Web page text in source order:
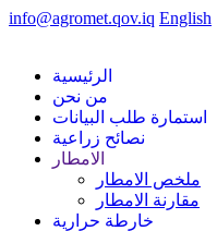
info@agromet.qov.iq English
الرئيسية
من نحن
استمارة طلب البيانات
نصائح زراعية
الامطار
ملخص الامطار
مقارنة الامطار
خارطة حرارية